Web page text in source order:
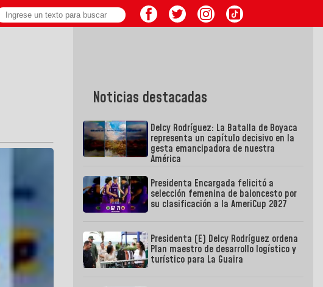
Noticias destacadas
Delcy Rodríguez: La Batalla de Boyaca
representa un capítulo decisivo en la
gesta emancipadora de nuestra
América
Presidenta Encargada felicitó a
selección femenina de baloncesto por
su clasificación a la AmeriCup 2027
Presidenta (E) Delcy Rodríguez ordena
Plan maestro de desarrollo logístico y
turístico para La Guaira